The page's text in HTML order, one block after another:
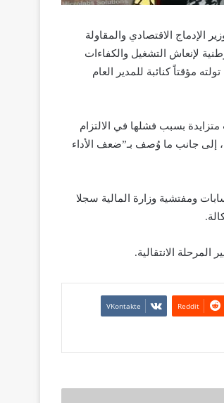
الإدماج الاقتصادي والمقاولة
لإنعاش التشغيل والكفاءات
أن تولته مؤقتاً كنائبة للمدير العام
بسبب فشلها في الالتزام
إلى جانب ما وُصف بـ”ضعف الأداء
ومفتشية وزارة المالية سجلا
الانتقالية.